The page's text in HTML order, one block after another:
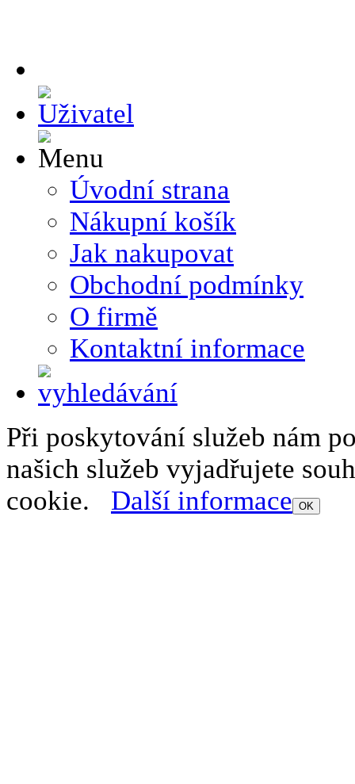
Úvodní strana
Nákupní košík
Jak nakupovat
Obchodní podmínky
O firmě
Kontaktní informace
Při poskytování služeb nám
našich služeb vyjadřujete
cookie. Další informace